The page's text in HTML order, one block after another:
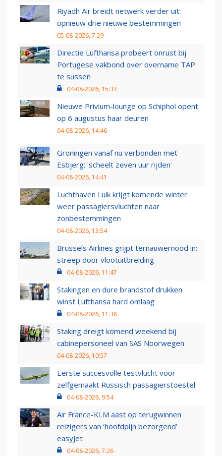
Riyadh Air breidt netwerk verder uit:
opnieuw drie nieuwe bestemmingen
05-08-2026, 7:29
Directie Lufthansa probeert onrust bij
Portugese vakbond over overname TAP
te sussen
04-08-2026, 15:33
Nieuwe Privium-lounge op Schiphol opent
op 6 augustus haar deuren
04-08-2026, 14:46
Groningen vanaf nu verbonden met
Esbjerg: 'scheelt zeven uur rijden'
04-08-2026, 14:41
Luchthaven Luik krijgt komende winter
weer passagiersvluchten naar
zonbestemmingen
04-08-2026, 13:54
Brussels Airlines grijpt ternauwernood in:
streep door vlootuitbreiding
04-08-2026, 11:47
Stakingen en dure brandstof drukken
winst Lufthansa hard omlaag
04-08-2026, 11:38
Staking dreigt komend weekend bij
cabinepersoneel van SAS Noorwegen
04-08-2026, 10:57
Eerste succesvolle testvlucht voor
zelfgemaakt Russisch passagierstoestel
04-08-2026, 9:54
Air France-KLM aast op terugwinnen
reizigers van ‘hoofdpijn bezorgend’
easyJet
04-08-2026, 7:26